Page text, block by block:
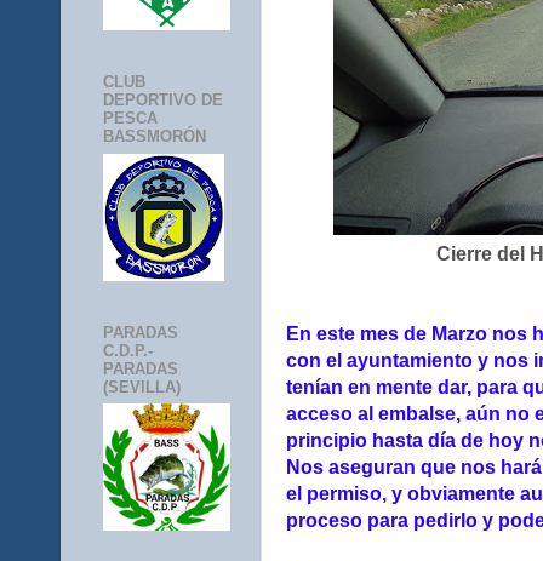
Cierre del
En este mes de Marzo nos
con el ayuntamiento y nos
tenían en mente dar, para
acceso al embalse, aún no
principio hasta día de hoy
Nos aseguran que nos
el permiso, y obviamente
proceso para pedirlo y
CLUB
DEPORTIVO DE
PESCA
BASSMORÓN
PARADAS
C.D.P.-
PARADAS
(SEVILLA)